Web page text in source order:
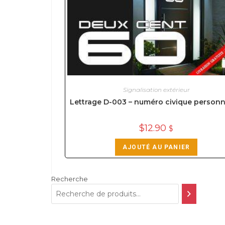
Signalisation extérieur
Lettrage D-003 – numéro civique
$12.90 $
AJOUTÉ AU PANIER
Recherche